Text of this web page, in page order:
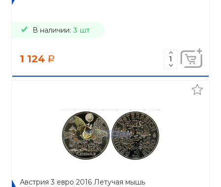
В наличии: 3 шт
1 124 a
Австрия 3 евро 2016 Летучая мышь